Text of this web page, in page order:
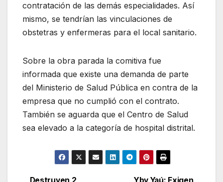
contratación de las demás especialidades. Así
mismo, se tendrían las vinculaciones de
obstetras y enfermeras para el local sanitario.
Sobre la obra parada la comitiva fue
informada que existe una demanda de parte
del Ministerio de Salud Pública en contra de la
empresa que no cumplió con el contrato.
También se aguarda que el Centro de Salud
sea elevado a la categoría de hospital distrital.